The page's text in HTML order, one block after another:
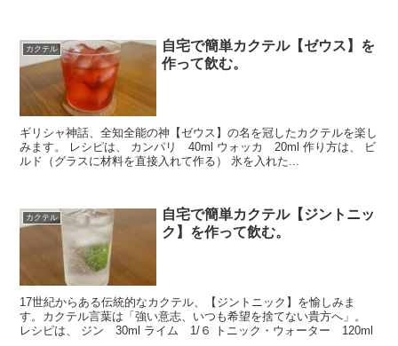
カクテル
自宅で簡単カクテル【ゼウス】を
作って飲む。
ギリシャ神話、全知全能の神【ゼウス】の名を冠したカクテルを楽し
みます。 レシピは、 カンパリ 40ml ウォッカ 20ml 作り方は、 ビ
ルド（グラスに材料を直接入れて作る） 氷を入れた...
カクテル
自宅で簡単カクテル【ジントニッ
ク】を作って飲む。
17世紀からある伝統的なカクテル、【ジントニック】を愉しみま
す。カクテル言葉は「強い意志、いつも希望を捨てない貴方へ」。
レシピは、 ジン 30ml ライム 1/６ トニック・ウォーター 120ml